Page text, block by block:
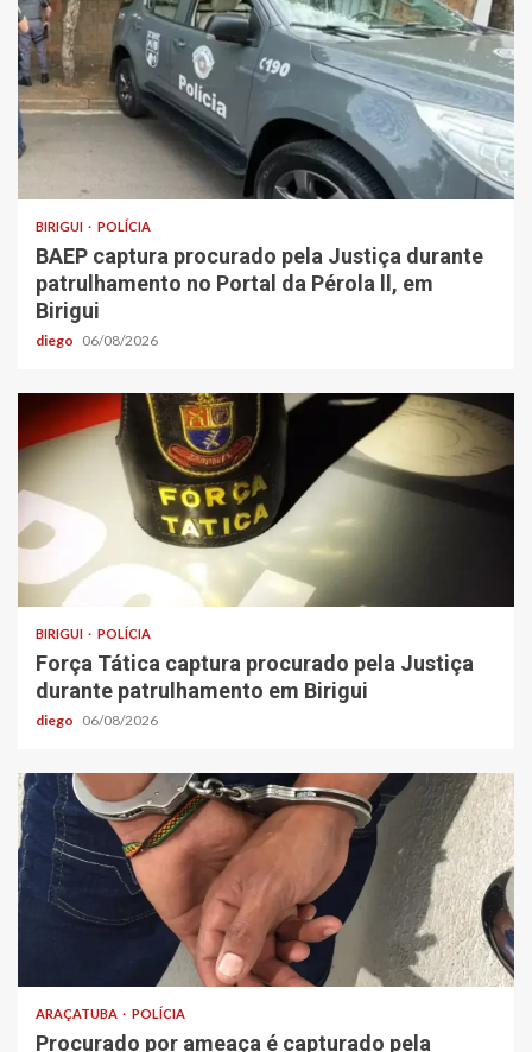
BIRIGUI POLÍCIA
BAEP captura procurado pela Justiça durante
patrulhamento no Portal da Pérola ll, em
Birigui
diego 06/08/2026
BIRIGUI POLÍCIA
Força Tática captura procurado pela Justiça
durante patrulhamento em Birigui
diego 06/08/2026
ARAÇATUBA POLÍCIA
Procurado por ameaça é capturado pela